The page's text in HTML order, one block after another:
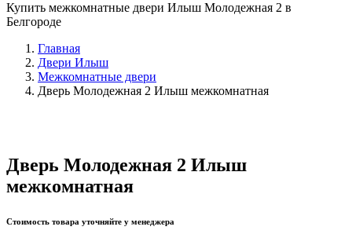
Купить межкомнатные двери Илыш Молодежная 2 в
Белгороде
Главная
Двери Илыш
Межкомнатные двери
Дверь Молодежная 2 Илыш межкомнатная
Дверь Молодежная 2 Илыш
межкомнатная
Стоимость товара уточняйте у менеджера